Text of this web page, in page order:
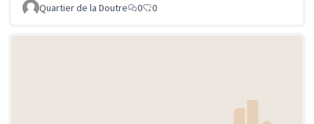
Quartier de la Doutre 0 0